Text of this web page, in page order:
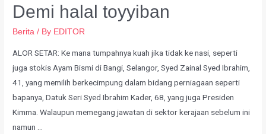
Demi halal toyyiban
Berita / By EDITOR
ALOR SETAR: Ke mana tumpahnya kuah jika tidak ke nasi, seperti
juga stokis Ayam Bismi di Bangi, Selangor, Syed Zainal Syed Ibrahim,
41, yang memilih berkecimpung dalam bidang perniagaan seperti
bapanya, Datuk Seri Syed Ibrahim Kader, 68, yang juga Presiden
Kimma. Walaupun memegang jawatan di sektor kerajaan sebelum ini
namun …